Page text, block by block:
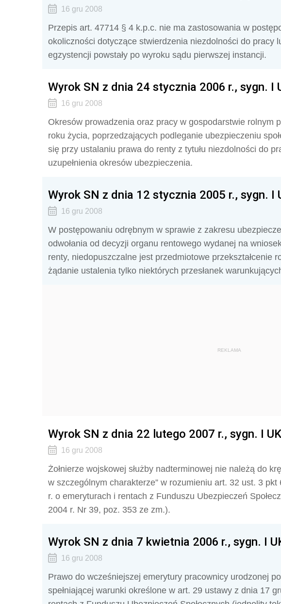
16 gru 2008
Przepis art. 47714 § 4 k.p.c. nie ma zastosowania w
okoliczności dotyczące stwierdzenia niezdolności do pracy
egzystencji powstały po wyroku sądu pierw­szej instancji.
Wyrok SN z dnia 24 stycznia 2006 r., sygn. I
16 gru 2008
Okresów prowadzenia oraz pracy w gospodarstwie rolnym
roku życia, poprzedzających podleganie ubezpieczeniu
się przy ustalaniu prawa do renty z tytułu niezdolności do
uzupełnienia okresów ubezpieczenia.
Wyrok SN z dnia 12 stycznia 2005 r., sygn. I
16 gru 2008
W postępowaniu odrębnym w sprawie z zakresu
odwołania od decyzji organu rentowego wydanej na
renty, niedopuszczalne jest przedmiotowe przekształcenie
żądanie ustalenia tylko niektórych przesłanek
REKLAMA
Wyrok SN z dnia 22 lutego 2007 r., sygn. I
16 gru 2008
Żołnierze wojskowej służby nadterminowej nie należą do
w szczególnym charakterze” w rozumieniu art. 32 ust. 3
r. o emeryturach i rentach z Funduszu Ubezpieczeń
2004 r. Nr 39, poz. 353 ze zm.).
Wyrok SN z dnia 7 kwietnia 2006 r., sygn. I
16 gru 2008
Prawo do wcześniejszej emerytury pracownicy urodzonej
spełniającej warunki określone w art. 29 ustawy z dnia 17